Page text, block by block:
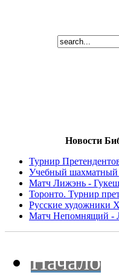
Новости
Турнир
Учебный
Матч Лижэнь -
Торонто. Турнир
Русские художники
Матч Непомнящий -
Начало